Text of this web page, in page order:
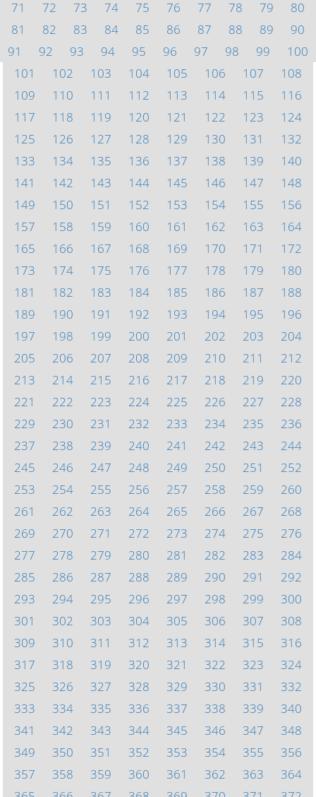
71
72 73 74 75 76 77 78 79
80
81
82 83 84 85 86 87 88 89
90
91
92 93 94 95 96 97 98 99
100
101
102 103 104 105 106 107
108
109
110 111 112 113 114 115
116
117
118 119 120 121 122 123
124
125
126 127 128 129 130 131
132
133
134 135 136 137 138 139
140
141
142 143 144 145 146 147
148
149
150 151 152 153 154 155
156
157
158 159 160 161 162 163
164
165
166 167 168 169 170 171
172
173
174 175 176 177 178 179
180
181
182 183 184 185 186 187
188
189
190 191 192 193 194 195
196
197
198 199 200 201 202 203
204
205
206 207 208 209 210 211
212
213
214 215 216 217 218 219
220
221
222 223 224 225 226 227
228
229
230 231 232 233 234 235
236
237
238 239 240 241 242 243
244
245
246 247 248 249 250 251
252
253
254 255 256 257 258 259
260
261
262 263 264 265 266 267
268
269
270 271 272 273 274 275
276
277
278 279 280 281 282 283
284
285
286 287 288 289 290 291
292
293
294 295 296 297 298 299
300
301
302 303 304 305 306 307
308
309
310 311 312 313 314 315
316
317
318 319 320 321 322 323
324
325
326 327 328 329 330 331
332
333
334 335 336 337 338 339
340
341
342 343 344 345 346 347
348
349
350 351 352 353 354 355
356
357
358 359 360 361 362 363
364